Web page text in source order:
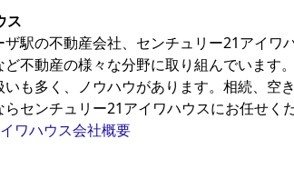
ス
駅の不動産会社、センチュリー21アイワ
不動産の様々な分野に取り組んでいます
も多く、ノウハウがあります。相続、空
センチュリー21アイワハウスにお任せくだ
ワハウス会社概要